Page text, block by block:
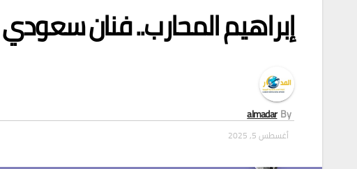
إبراهيم المحارب.. فنان
By
almadar
أغسطس 5, 2025